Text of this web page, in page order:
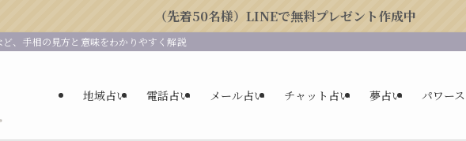
（先着50名様）LINEで無料プレゼント作成中
、手相の見方と意味をわかりやすく解説
地域占い 電話占い メール占い チャット占い 夢占い パワー